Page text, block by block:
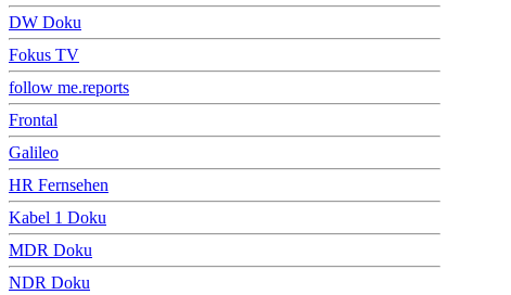
DW Doku
Fokus TV
follow me.reports
Frontal
Galileo
HR Fernsehen
Kabel 1 Doku
MDR Doku
NDR Doku